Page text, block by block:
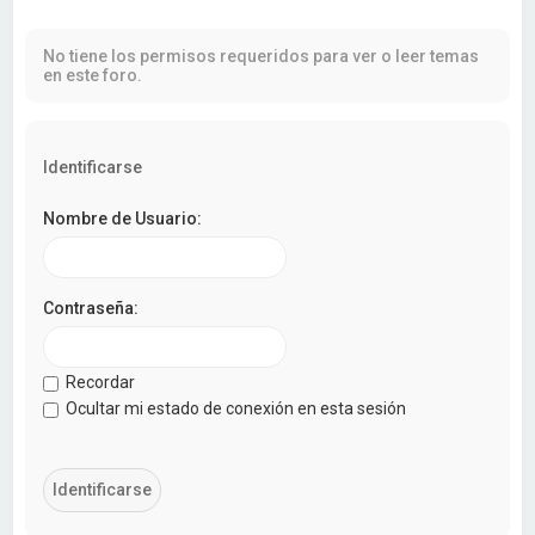
No tiene los permisos requeridos para ver o leer temas
en este foro.
Identificarse
Nombre de Usuario:
Contraseña:
Recordar
Ocultar mi estado de conexión en esta sesión